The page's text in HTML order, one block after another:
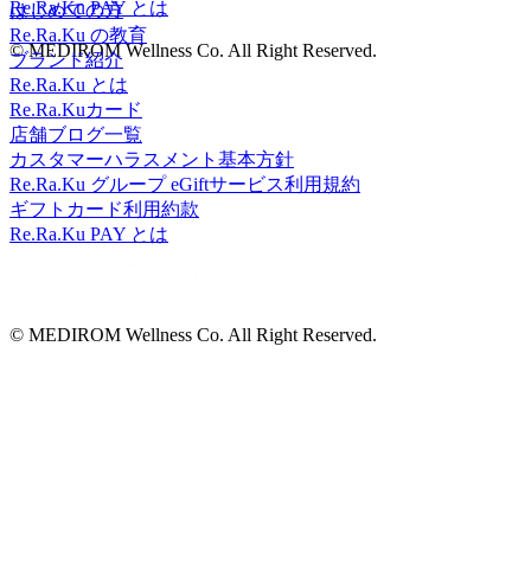
Re.Ra.Ku PAY とは
© MEDIROM Wellness Co. All Right Reserved.
はじめての方
Re.Ra.Ku の教育
ブランド紹介
Re.Ra.Ku とは
Re.Ra.Kuカード
店舗ブログ一覧
カスタマーハラスメント基本方針
Re.Ra.Ku グループ eGiftサービス利用規約
ギフトカード利用約款
Re.Ra.Ku PAY とは
© MEDIROM Wellness Co. All Right Reserved.